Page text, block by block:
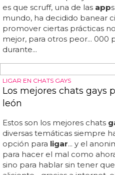
Así reacciona un hetero
para ligar